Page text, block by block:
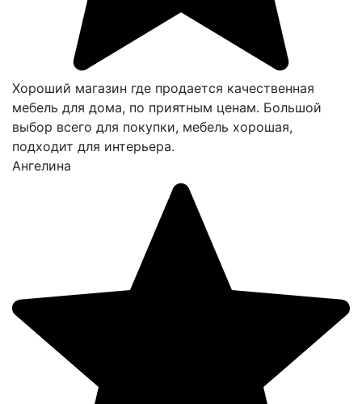
Хороший магазин где продается качественная
мебель для дома, по приятным ценам. Большой
выбор всего для покупки, мебель хорошая,
подходит для интерьера.
Ангелина